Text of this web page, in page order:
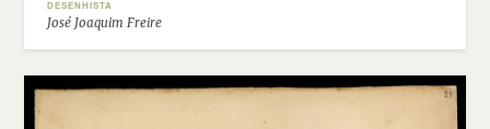
DESENHISTA
José Joaquim Freire